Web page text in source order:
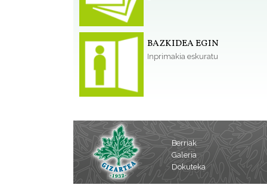
BAZKIDEA EGIN
Inprimakia eskuratu
Berriak
Galeria
Dokuteka